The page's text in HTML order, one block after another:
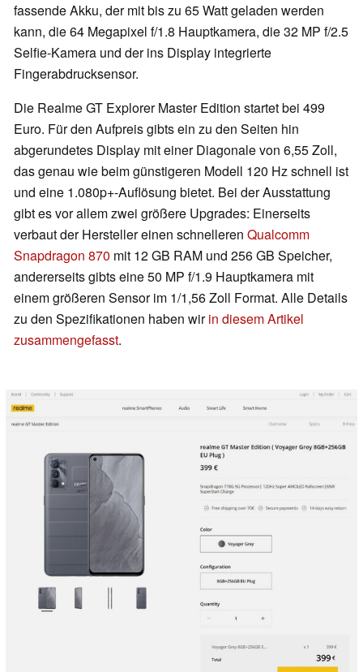
fassende Akku, der mit bis zu 65 Watt geladen werden
kann, die 64 Megapixel f/1.8 Hauptkamera, die 32 MP f/2.5
Selfie-Kamera und der ins Display integrierte
Fingerabdrucksensor.
Die Realme GT Explorer Master Edition startet bei 499
Euro. Für den Aufpreis gibts ein zu den Seiten hin
abgerundetes Display mit einer Diagonale von 6,55 Zoll,
das genau wie beim günstigeren Modell 120 Hz schnell ist
und eine 1.080p+-Auflösung bietet. Bei der Ausstattung
gibt es vor allem zwei größere Upgrades: Einerseits
verbaut der Hersteller einen schnelleren Qualcomm
Snapdragon 870 mit 12 GB RAM und 256 GB Speicher,
andererseits gibts eine 50 MP f/1.9 Hauptkamera mit
einem größeren Sensor im 1/1,56 Zoll Format. Alle Details
zu den Spezifikationen haben wirin diesem Artikel
zusammengefasst.